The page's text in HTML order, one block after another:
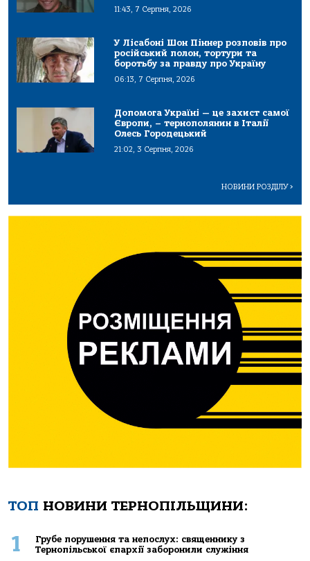
11:43, 7 Серпня, 2026
У Лісабоні Шон Піннер розповів про
російський полон, тортури та
боротьбу за правду про Україну
06:13, 7 Серпня, 2026
Допомога Україні — це захист самої
Європи, – тернополянин в Італії
Олесь Городецький
21:02, 3 Серпня, 2026
НОВИНИ РОЗДІЛУ>
ТОП НОВИНИ ТЕРНОПІЛЬЩИНИ:
1
Грубе порушення та непослух: священнику з
Тернопільської єпархії заборонили служіння